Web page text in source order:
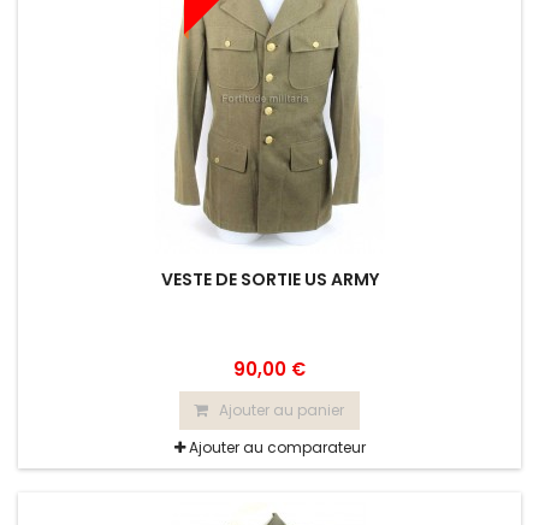
VESTE DE SORTIE US ARMY
90,00 €
Ajouter au panier
Ajouter au comparateur